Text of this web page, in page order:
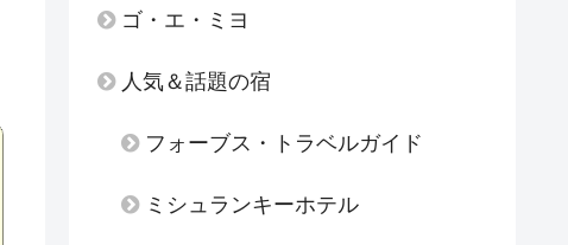
ゴ・エ・ミヨ
人気＆話題の宿
フォーブス・トラベルガイド
ミシュランキーホテル